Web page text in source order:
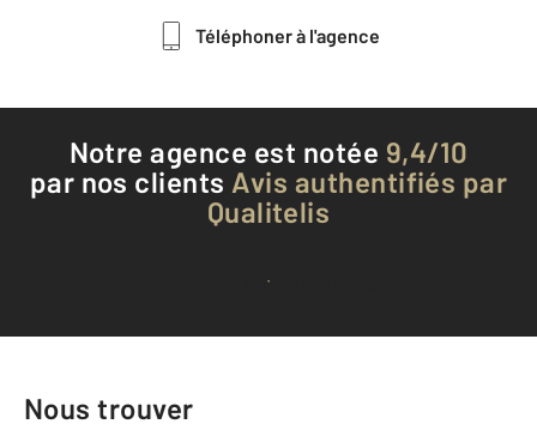
Téléphoner à l'agence
Notre agence est notée 9,4/10
par nos clients Avis authentifiés par
Qualitelis
Voir tous les avis clients
Nous trouver